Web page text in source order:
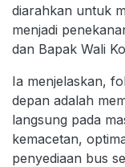
diarahkan untuk
menjadi
dan Bapak Wali
Ia menjelaskan,
depan adalah
langsung pada
kemacetan,
penyediaan bus